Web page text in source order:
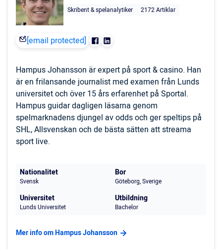
Skribent & spelanalytiker
2172 Artiklar
[email protected]
Hampus Johansson är expert på sport & casino. Han
är en frilansande journalist med examen från Lunds
universitet och över 15 års erfarenhet på Sportal.
Hampus guidar dagligen läsarna genom
spelmarknadens djungel av odds och ger speltips på
SHL, Allsvenskan och de bästa sätten att streama
sport live.
Nationalitet
Svensk
Bor
Göteborg, Sverige
Universitet
Lunds Universitet
Utbildning
Bachelor
Mer info om Hampus Johansson